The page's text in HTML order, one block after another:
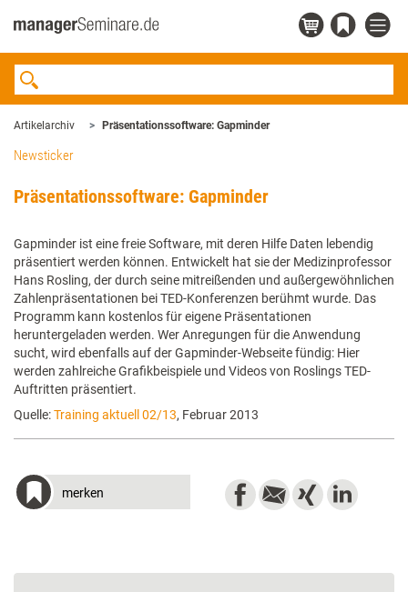
Artikelarchiv Präsentationssoftware: Gapminder
Newsticker
Präsentationssoftware: Gapminder
Gapminder ist eine freie Software, mit deren Hilfe Daten lebendig
präsentiert werden können. Entwickelt hat sie der Medizinprofessor
Hans Rosling, der durch seine mitreißenden und außergewöhnlichen
Zahlenpräsentationen bei TED-Konferenzen berühmt wurde. Das
Programm kann kostenlos für eigene Präsentationen
heruntergeladen werden. Wer Anregungen für die Anwendung
sucht, wird ebenfalls auf der Gapminder-Webseite fündig: Hier
werden zahlreiche Grafikbeispiele und Videos von Roslings TED-
Auftritten präsentiert.
Quelle:Training aktuell 02/13, Februar 2013
merken